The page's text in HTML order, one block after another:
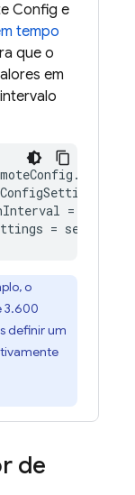
Config e
tempo
que o
em
.
=
= settings
o
3.600
definir um
de